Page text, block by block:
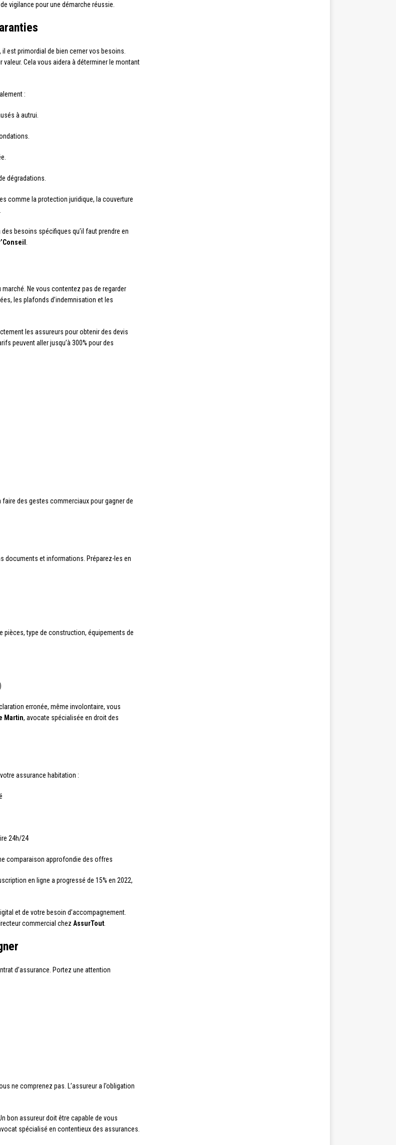
vigilance pour une démarche réussie.
est primordial de bien cerner vos besoins.
valeur. Cela vous aidera à déterminer le montant
:
à autrui.
dégradations.
comme la protection juridique, la couverture
besoins spécifiques qu’il faut prendre en
Ne vous contentez pas de regarder
les plafonds d’indemnisation et les
les assureurs pour obtenir des devis
peuvent aller jusqu’à 300% pour des
des gestes commerciaux pour gagner de
documents et informations. Préparez-les en
pièces, type de construction, équipements de
erronée, même involontaire, vous
Martin, avocate spécialisée en droit des
assurance habitation :
24h/24
comparaison approfondie des offres
en ligne a progressé de 15% en 2022,
et de votre besoin d’accompagnement.
commercial chez AssurTout
d’assurance. Portez une attention
ne comprenez pas. L’assureur a l’obligation
bon assureur doit être capable de vous
spécialisé en contentieux des assurances.